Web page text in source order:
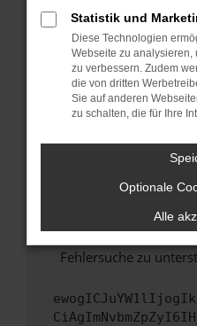
Stelle sicher, dass
Betriebssystem
sind.
Veraltete Software
Sicherheitsrisiko,
führen, dass
Wende dich an
Wenn du alle oben
hast, kontaktiere uns
versuchen, das
uns diesen Text
Fehlersuche zu
Statistik und
Diese Technologien
Webseite zu analysieren,
zu verbessern. Zudem
die von dritten
Sie auf anderen
zu schalten, die für Ihre
Optionale
Alle